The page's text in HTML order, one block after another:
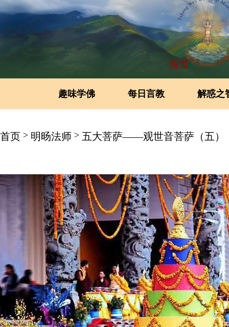
首页
趣味学佛 每日言教 解惑之
首页 > 明旸法师 > 五大菩萨——观世音菩萨（五）